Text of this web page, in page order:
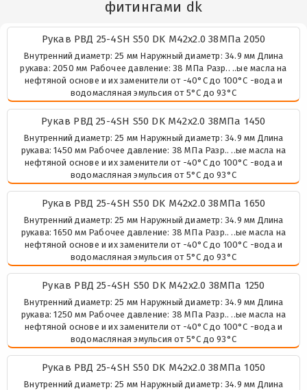
фитингами dk
Рукав РВД 25-4SH S50 DK М42х2.0 38МПа 2050
Внутренний диаметр: 25 мм Наружный диаметр: 34.9 мм Длина
рукава: 2050 мм Рабочее давление: 38 МПа Разр.. ..ые масла на
нефтяной основе и их заменители от -40°C до 100°C -вода и
водомасляная эмульсия от 5°C до 93°C
Рукав РВД 25-4SH S50 DK М42х2.0 38МПа 1450
Внутренний диаметр: 25 мм Наружный диаметр: 34.9 мм Длина
рукава: 1450 мм Рабочее давление: 38 МПа Разр.. ..ые масла на
нефтяной основе и их заменители от -40°C до 100°C -вода и
водомасляная эмульсия от 5°C до 93°C
Рукав РВД 25-4SH S50 DK М42х2.0 38МПа 1650
Внутренний диаметр: 25 мм Наружный диаметр: 34.9 мм Длина
рукава: 1650 мм Рабочее давление: 38 МПа Разр.. ..ые масла на
нефтяной основе и их заменители от -40°C до 100°C -вода и
водомасляная эмульсия от 5°C до 93°C
Рукав РВД 25-4SH S50 DK М42х2.0 38МПа 1250
Внутренний диаметр: 25 мм Наружный диаметр: 34.9 мм Длина
рукава: 1250 мм Рабочее давление: 38 МПа Разр.. ..ые масла на
нефтяной основе и их заменители от -40°C до 100°C -вода и
водомасляная эмульсия от 5°C до 93°C
Рукав РВД 25-4SH S50 DK М42х2.0 38МПа 1050
Внутренний диаметр: 25 мм Наружный диаметр: 34.9 мм Длина